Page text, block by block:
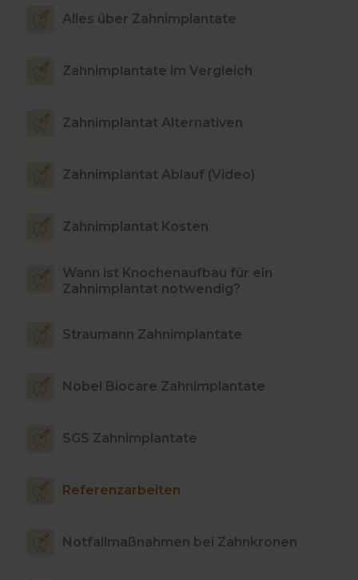
Alles über Zahnimplantate
Zahnimplantate im Vergleich
Zahnimplantat Alternativen
Zahnimplantat Ablauf (Video)
Zahnimplantat Kosten
Wann ist Knochenaufbau für ein
Zahnimplantat notwendig?
Straumann Zahnimplantate
Nobel Biocare Zahnimplantate
SGS Zahnimplantate
Referenzarbeiten
Notfallmaßnahmen bei Zahnkronen